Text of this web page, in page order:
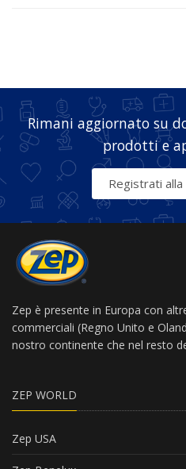
Rimani aggiornato su
prodotti e
Registrati
Zep è presente in Europa con
commerciali (Regno Unito e
nostro continente che nel resto
ZEP WORLD
Zep USA